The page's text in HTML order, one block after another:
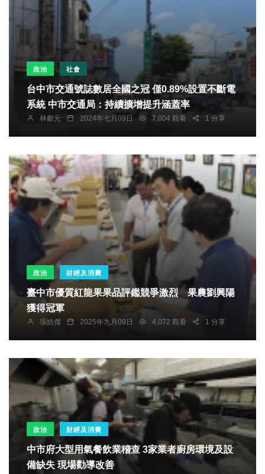
政治 社會
台中市交通號誌數居全國之冠 僅0.89%設置不斷電
系統 中市交通局：持續擴增提升涵蓋率
林獻元 2024年七月09日 7,004 觀看 1 分享
政治 財經及消費
臺中市優質紅龍果果品評鑑競爭激烈 果農劉興陽
獲得冠軍
張皓傑 2025年九月09日 4,072 觀看 1 分享
政治 財經及消費
中市府大型用氣餐飲業稽查 3家業者廚房環境及設
備缺失 現場勸導改善